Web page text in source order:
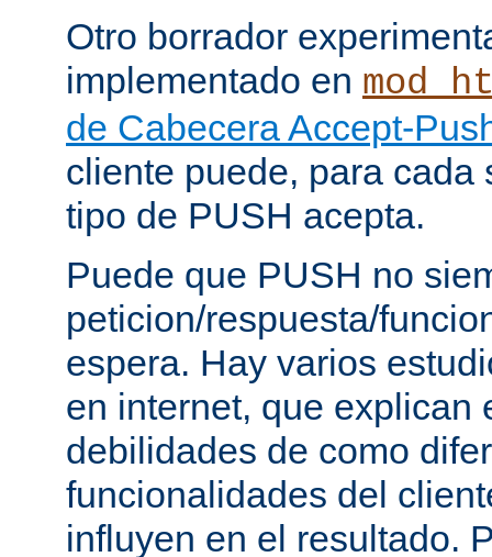
Otro borrador
implementado en
de Cabecera Accept-
cliente puede, para cada
tipo de PUSH acepta.
Puede que PUSH no
peticion/respuesta/
espera. Hay varios
en internet, que explican
debilidades de como
funcionalidades del
influyen en el resultado.